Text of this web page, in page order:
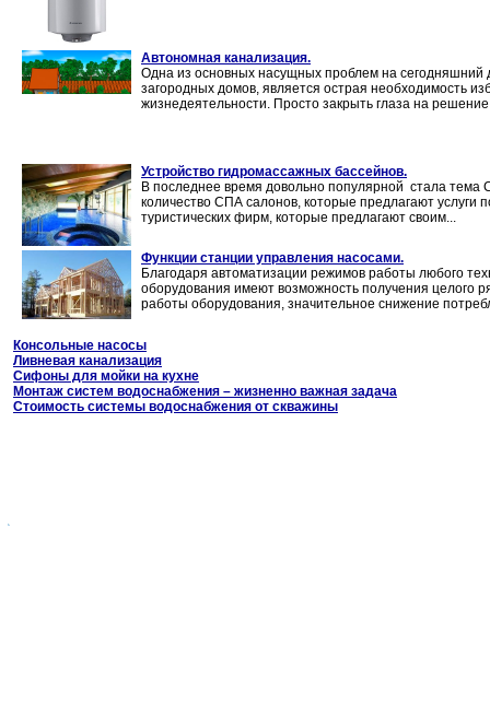
Автономная канализация.
Одна из основных насущных проблем на сегодняшний
загородных домов, является острая необходимость
жизнедеятельности. Просто закрыть глаза на
Устройство гидромассажных бассейнов.
В последнее время довольно популярной стала
количество СПА салонов, которые предлагают услуги
туристических фирм, которые предлагают своим...
Функции станции управления насосами.
Благодаря автоматизации режимов работы любого
оборудования имеют возможность получения целого
работы оборудования, значительное снижение
Консольные насосы
Ливневая канализация
Сифоны для мойки на кухне
Монтаж систем водоснабжения – жизненно важная задача
Стоимость системы водоснабжения от скважины